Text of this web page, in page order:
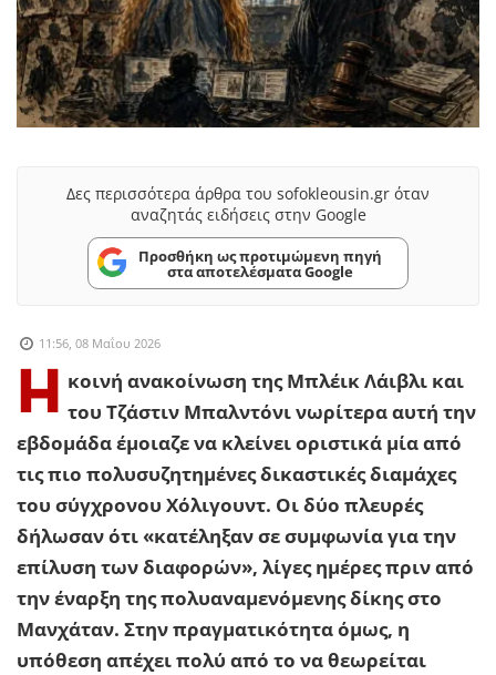
Δες περισσότερα άρθρα του sofokleousin.gr όταν
αναζητάς ειδήσεις στην Google
Προσθήκη ως προτιμώμενη πηγή
στα αποτελέσματα Google
11:56, 08 Μαΐου 2026
Η
κοινή ανακοίνωση της Μπλέικ Λάιβλι και
του Τζάστιν Μπαλντόνι νωρίτερα αυτή την
εβδομάδα έμοιαζε να κλείνει οριστικά μία από
τις πιο πολυσυζητημένες δικαστικές διαμάχες
του σύγχρονου Χόλιγουντ. Οι δύο πλευρές
δήλωσαν ότι «κατέληξαν σε συμφωνία για την
επίλυση των διαφορών», λίγες ημέρες πριν από
την έναρξη της πολυαναμενόμενης δίκης στο
Μανχάταν. Στην πραγματικότητα όμως, η
υπόθεση απέχει πολύ από το να θεωρείται